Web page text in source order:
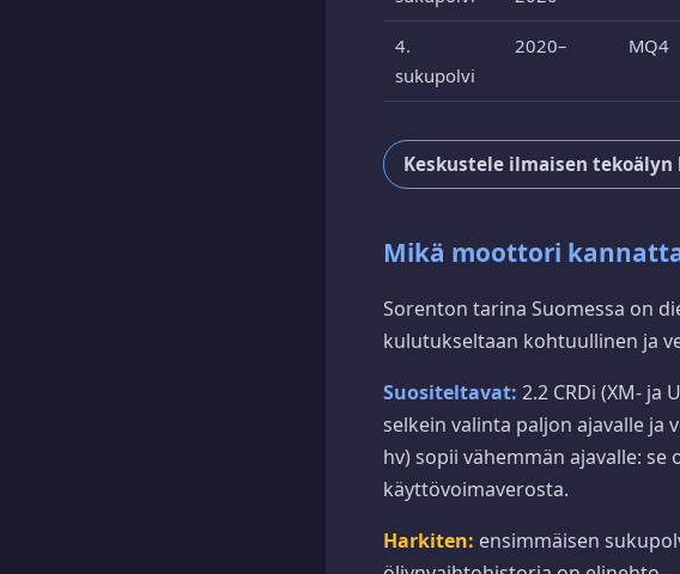
4.
sukupolvi
2020– MQ4
Keskustele ilmaisen
Mikä moottori
Sorenton tarina Suomessa on
kulutukseltaan kohtuullinen ja
Suositeltavat: 2.2 CRDi (XM- ja
selkein valinta paljon ajavalle ja
hv) sopii vähemmän ajavalle:
käyttövoimaverosta.
Harkiten: ensimmäisen